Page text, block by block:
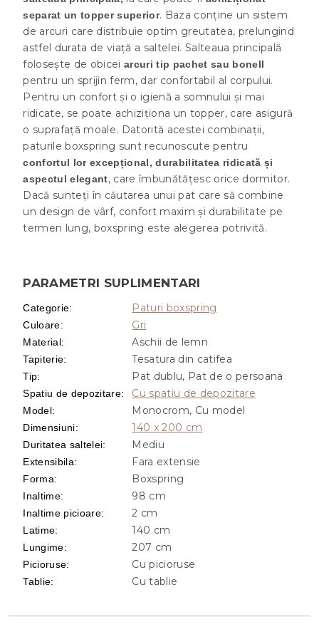
separat un topper superior. Baza conține un sistem
de arcuri care distribuie optim greutatea, prelungind
astfel durata de viață a saltelei. Salteaua principală
folosește de obicei arcuri tip pachet sau bonell
pentru un sprijin ferm, dar confortabil al corpului.
Pentru un confort și o igienă a somnului și mai
ridicate, se poate achiziționa un topper, care asigură
o suprafață moale. Datorită acestei combinații,
paturile boxspring sunt recunoscute pentru
confortul lor excepțional, durabilitatea ridicată și
aspectul elegant, care îmbunătățesc orice dormitor.
Dacă sunteți în căutarea unui pat care să combine
un design de vârf, confort maxim și durabilitate pe
termen lung, boxspring este alegerea potrivită.
PARAMETRI SUPLIMENTARI
Categorie: Paturi boxspring
Culoare: Gri
Material: Aschii de lemn
Tapiterie: Tesatura din catifea
Tip: Pat dublu, Pat de o persoana
Spatiu de depozitare: Cu spatiu de depozitare
Model: Monocrom, Cu model
Dimensiuni: 140 x 200 cm
Duritatea saltelei: Mediu
Extensibila: Fara extensie
Forma: Boxspring
Inaltime: 98 cm
Inaltime picioare: 2 cm
Latime: 140 cm
Lungime: 207 cm
Picioruse: Cu picioruse
Tablie: Cu tablie